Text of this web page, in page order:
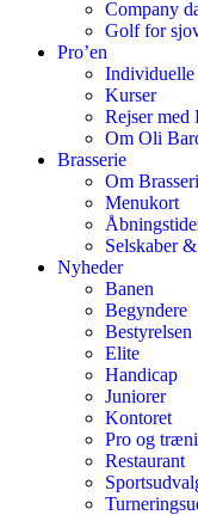
Company
Golf for
Pro’en
Kurser
Rejser med
Om Oli
Brasserie
Om
Menukort
Selskaber
Nyheder
Banen
Begyndere
Bestyrelsen
Elite
Handicap
Juniorer
Kontoret
Pro og
Restaurant